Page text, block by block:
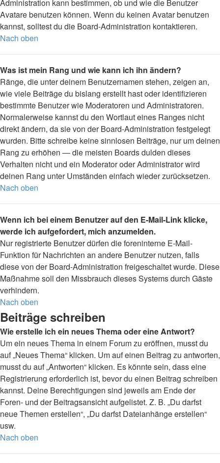
Administration kann bestimmen, ob und wie die Benutzer
Avatare benutzen können. Wenn du keinen Avatar benutzen
kannst, solltest du die Board-Administration kontaktieren.
Nach oben
Was ist mein Rang und wie kann ich ihn ändern?
Ränge, die unter deinem Benutzernamen stehen, zeigen an,
wie viele Beiträge du bislang erstellt hast oder identifizieren
bestimmte Benutzer wie Moderatoren und Administratoren.
Normalerweise kannst du den Wortlaut eines Ranges nicht
direkt ändern, da sie von der Board-Administration festgelegt
wurden. Bitte schreibe keine sinnlosen Beiträge, nur um deinen
Rang zu erhöhen — die meisten Boards dulden dieses
Verhalten nicht und ein Moderator oder Administrator wird
deinen Rang unter Umständen einfach wieder zurücksetzen.
Nach oben
Wenn ich bei einem Benutzer auf den E-Mail-Link klicke,
werde ich aufgefordert, mich anzumelden.
Nur registrierte Benutzer dürfen die foreninterne E-Mail-
Funktion für Nachrichten an andere Benutzer nutzen, falls
diese von der Board-Administration freigeschaltet wurde. Diese
Maßnahme soll den Missbrauch dieses Systems durch Gäste
verhindern.
Nach oben
Beiträge schreiben
Wie erstelle ich ein neues Thema oder eine Antwort?
Um ein neues Thema in einem Forum zu eröffnen, musst du
auf „Neues Thema“ klicken. Um auf einen Beitrag zu antworten,
musst du auf „Antworten“ klicken. Es könnte sein, dass eine
Registrierung erforderlich ist, bevor du einen Beitrag schreiben
kannst. Deine Berechtigungen sind jeweils am Ende der
Foren- und der Beitragsansicht aufgelistet. Z. B. „Du darfst
neue Themen erstellen“, „Du darfst Dateianhänge erstellen“
usw.
Nach oben